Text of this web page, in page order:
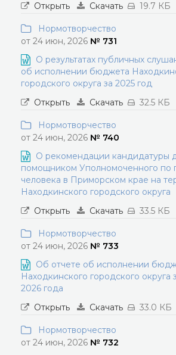
Открыть
Скачать 19.7 КБ
Нормотворчество
от 24 июн, 2026 № 731
О результатах публичных
об исполнении бюджета
городского округа за 2025 год
Открыть
Скачать 32.5 КБ
Нормотворчество
от 24 июн, 2026 № 740
О рекомендации кандидатуры
помощником Уполномоченного по
человека в Приморском крае на
Находкинского городского округа
Открыть
Скачать 33.5 КБ
Нормотворчество
от 24 июн, 2026 № 733
Об отчете об исполнении
Находкинского городского округа
2026 года
Открыть
Скачать 33.0 КБ
Нормотворчество
от 24 июн, 2026 № 732